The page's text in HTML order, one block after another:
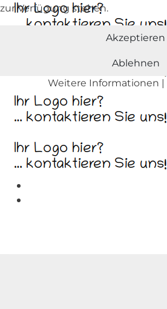
zur Verfügung stehen.
Akzeptieren
Ablehnen
Weitere Informationen |